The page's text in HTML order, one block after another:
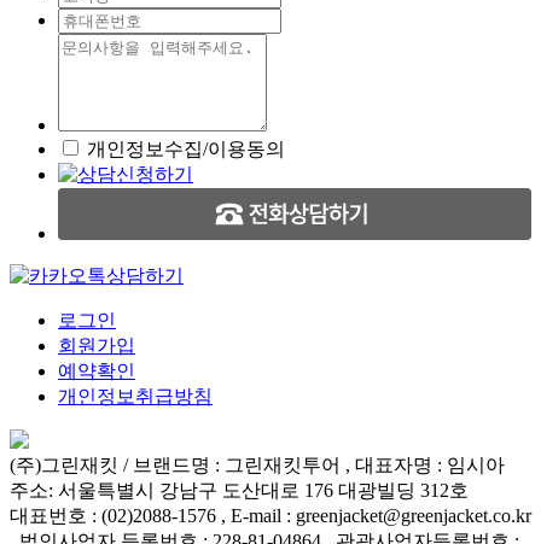
개인정보수집/이용동의
로그인
회원가입
예약확인
개인정보취급방침
(주)그린재킷 / 브랜드명 : 그린재킷투어 , 대표자명 : 임시아
주소: 서울특별시 강남구 도산대로 176 대광빌딩 312호
대표번호 : (02)2088-1576 , E-mail : greenjacket@greenjacket.co.kr